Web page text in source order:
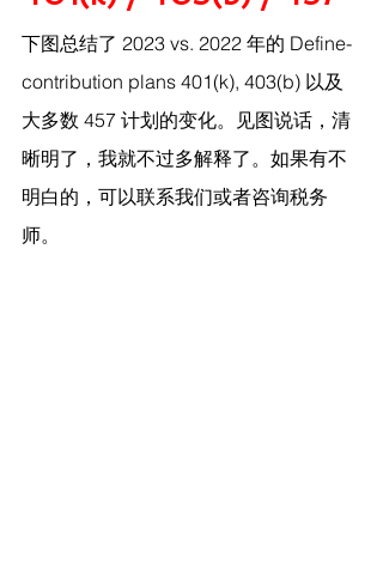
下图总结了 2023 vs. 2022 年的 Define-
contribution plans 401(k), 403(b) 以及
大多数 457 计划的变化。见图说话，清
晰明了，我就不过多解释了。如果有不
明白的，可以联系我们或者咨询税务
师。